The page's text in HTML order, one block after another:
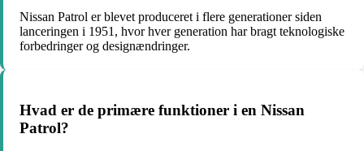
Nissan Patrol er blevet produceret i flere generationer siden
lanceringen i 1951, hvor hver generation har bragt teknologiske
forbedringer og designændringer.
Hvad er de primære funktioner i en Nissan
Patrol?